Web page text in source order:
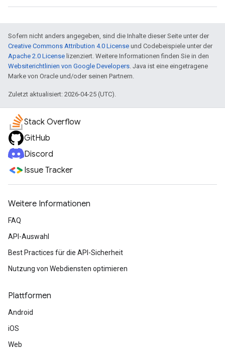
Sofern nicht anders angegeben, sind die Inhalte dieser Seite unter der
Creative Commons Attribution 4.0 License und Codebeispiele unter der
Apache 2.0 License lizenziert. Weitere Informationen finden Sie in den
Websiterichtlinien von Google Developers. Java ist eine eingetragene
Marke von Oracle und/oder seinen Partnern.
Zuletzt aktualisiert: 2026-04-25 (UTC).
Stack Overflow
GitHub
Discord
Issue Tracker
Weitere Informationen
FAQ
API-Auswahl
Best Practices für die API-Sicherheit
Nutzung von Webdiensten optimieren
Plattformen
Android
iOS
Web